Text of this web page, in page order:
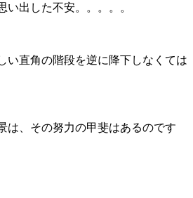
い出した不安。。。。。
い直角の階段を逆に降下しなくては
は、その努力の甲斐はあるのです